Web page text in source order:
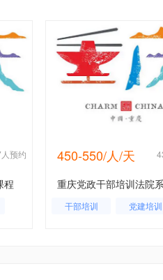
预约
程
450-550/人/天
重庆党政干部培训法院
干部培训 党建培训